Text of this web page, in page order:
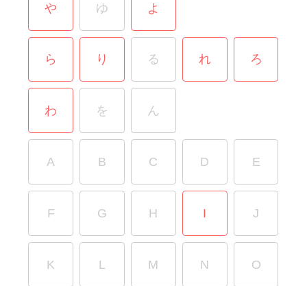
や ゆ よ
ら り る れ ろ
わ を ん
A B C D E
F G H I J
K L M N O